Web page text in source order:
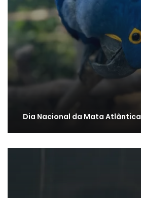
Dia Nacional da Mata Atlântica